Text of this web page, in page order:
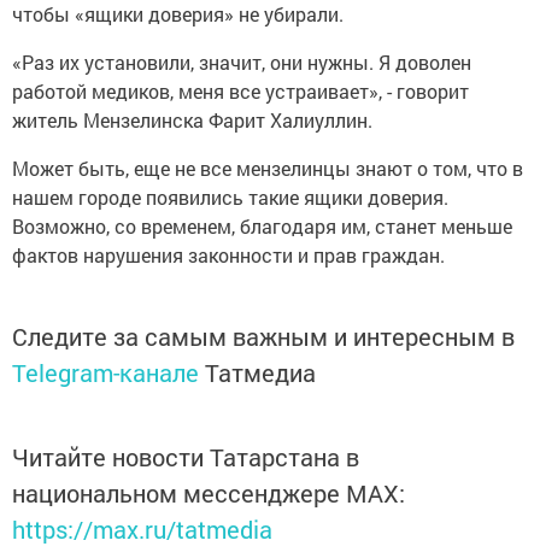
чтобы «ящики доверия» не убирали.
«Раз их установили, значит, они нужны. Я доволен
работой медиков, меня все устраива­ет», - говорит
житель Мензе­линска Фарит Халиуллин.
Может быть, еще не все мен­зелинцы знают о том, что в
на­шем городе появились такие ящики доверия.
Возможно, со временем, благодаря им, ста­нет меньше
фактов нарушения законности и прав граждан.
Следите за самым важным и интересным в
Telegram-канале Татмедиа
Читайте новости Татарстана в
национальном мессенджере MАХ:
https://max.ru/tatmedia